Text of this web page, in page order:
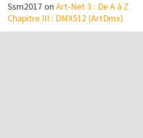
Ssm2017 onArt-Net 3 : De A à Z
Chapitre III : DMX512 (ArtDmx)